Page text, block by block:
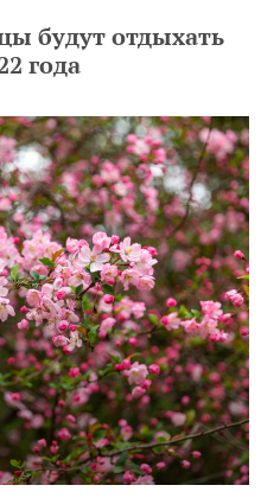
будут отдыхать
года